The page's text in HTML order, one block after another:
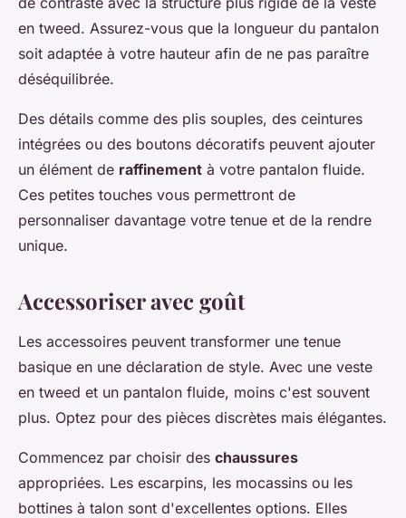
en tweed. Assurez-vous que la longueur du pantalon
soit adaptée à votre hauteur afin de ne pas paraître
déséquilibrée.
Des détails comme des plis souples, des ceintures
intégrées ou des boutons décoratifs peuvent ajouter
un élément de raffinement à votre pantalon fluide.
Ces petites touches vous permettront de
personnaliser davantage votre tenue et de la rendre
unique.
Accessoriser avec goût
Les accessoires peuvent transformer une tenue
basique en une déclaration de style. Avec une veste
en tweed et un pantalon fluide, moins c'est souvent
plus. Optez pour des pièces discrètes mais élégantes.
Commencez par choisir des chaussures
appropriées. Les escarpins, les mocassins ou les
bottines à talon sont d'excellentes options. Elles